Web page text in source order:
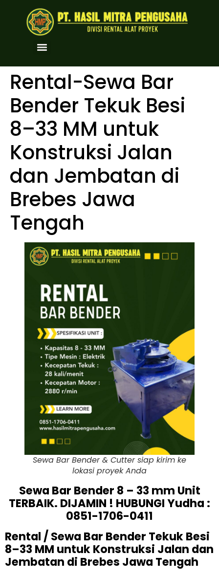
Rental-Sewa Bar
Bender Tekuk Besi
8–33 MM untuk
Konstruksi Jalan
dan Jembatan di
Brebes Jawa
Tengah
Sewa Bar Bender & Cutter siap kirim ke
lokasi proyek Anda
Sewa Bar Bender 8 – 33 mm Unit
TERBAIK. DIJAMIN ! HUBUNGI Yudha :
0851-1706-0411
Rental / Sewa Bar Bender Tekuk Besi
8–33 MM untuk Konstruksi Jalan dan
Jembatan di Brebes Jawa Tengah